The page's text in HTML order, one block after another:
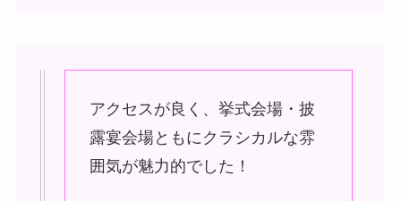
アクセスが良く、挙式会場・披
露宴会場ともにクラシカルな雰
囲気が魅力的でした！